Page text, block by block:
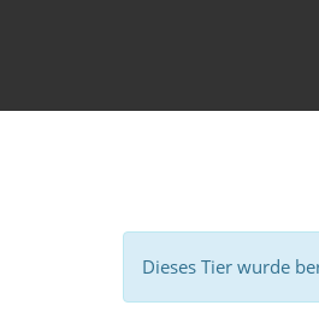
Dieses Tier wurde